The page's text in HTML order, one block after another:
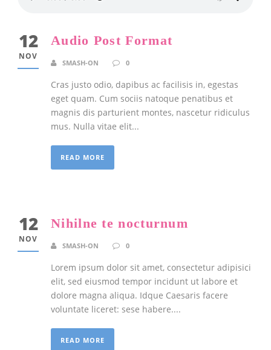
12
NOV
Audio Post Format
SMASH-ON 0
Cras justo odio, dapibus ac facilisis in, egestas
eget quam. Cum sociis natoque penatibus et
magnis dis parturient montes, nascetur ridiculus
mus. Nulla vitae elit...
READ MORE
12
NOV
Nihilne te nocturnum
SMASH-ON 0
Lorem ipsum dolor sit amet, consectetur adipisici
elit, sed eiusmod tempor incidunt ut labore et
dolore magna aliqua. Idque Caesaris facere
voluntate liceret: sese habere....
READ MORE